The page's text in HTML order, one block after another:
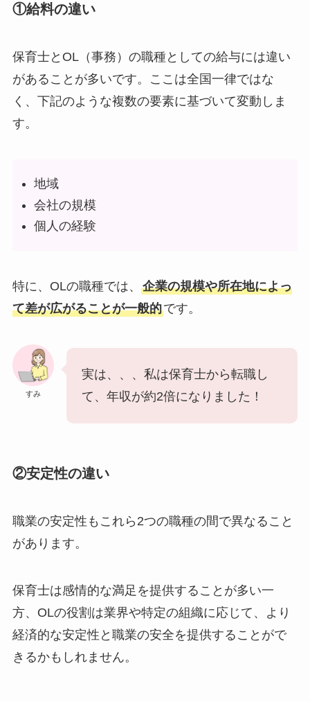
①給料の違い
保育士とOL（事務）の職種としての給与には違い
があることが多いです。ここは全国一律ではな
く、下記のような複数の要素に基づいて変動しま
す。
地域
会社の規模
個人の経験
特に、OLの職種では、 企業の規模や所在地によっ
て差が広がることが一般的です。
すみ
実は、、、私は保育士から転職し
て、年収が約2倍になりました！
②安定性の違い
職業の安定性もこれら2つの職種の間で異なること
があります。
保育士は感情的な満足を提供することが多い一
方、OLの役割は業界や特定の組織に応じて、より
経済的な安定性と職業の安全を提供することがで
きるかもしれません。